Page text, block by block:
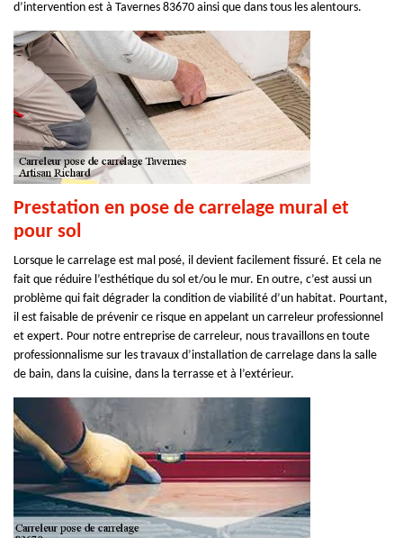
d’intervention est à Tavernes 83670 ainsi que dans tous les alentours.
Prestation en pose de carrelage mural et
pour sol
Lorsque le carrelage est mal posé, il devient facilement fissuré. Et cela ne
fait que réduire l’esthétique du sol et/ou le mur. En outre, c’est aussi un
problème qui fait dégrader la condition de viabilité d’un habitat. Pourtant,
il est faisable de prévenir ce risque en appelant un carreleur professionnel
et expert. Pour notre entreprise de carreleur, nous travaillons en toute
professionnalisme sur les travaux d’installation de carrelage dans la salle
de bain, dans la cuisine, dans la terrasse et à l’extérieur.